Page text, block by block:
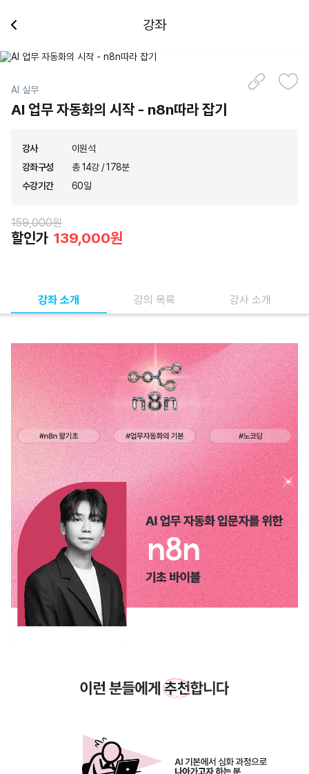
강좌
AI 실무
AI 업무 자동화의 시작 - n8n따라 잡기
강사
이원석
강좌구성
총 14강 / 178분
수강기간
60일
159,000원
할인가 139,000원
강좌 소개 강의 목록 강사 소개